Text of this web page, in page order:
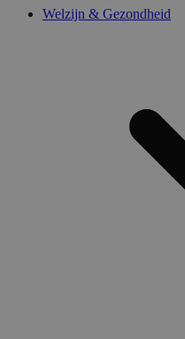
Welzijn & Gezondheid